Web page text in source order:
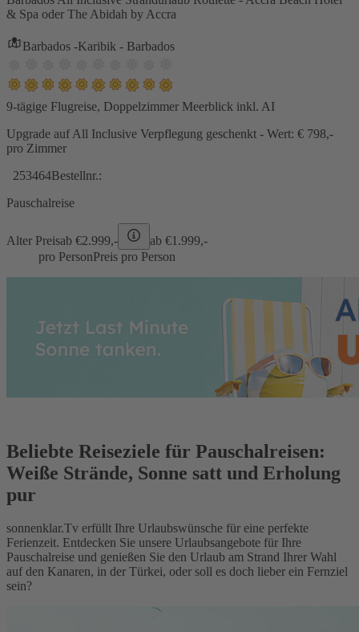
& Spa oder The Abidah by Accra
Barbados -Karibik - Barbados
9-tägige Flugreise, Doppelzimmer Meerblick inkl. AI
Upgrade auf All Inclusive Verpflegung geschenkt - Wert: € 798,-
pro Zimmer
253464Bestellnr.:
Pauschalreise
Alter Preisab €2.999,- ab €1.999,-
pro PersonPreis pro Person
Beliebte Reiseziele für Pauschalreisen:
Weiße Strände, Sonne satt und Erholung
pur
sonnenklar.Tv erfüllt Ihre Urlaubswünsche für eine perfekte
Ferienzeit. Entdecken Sie unsere Urlaubsangebote für Ihre
Pauschalreise und genießen Sie den Urlaub am Strand Ihrer Wahl
auf den Kanaren, in der Türkei, oder soll es doch lieber ein Fernziel
sein?